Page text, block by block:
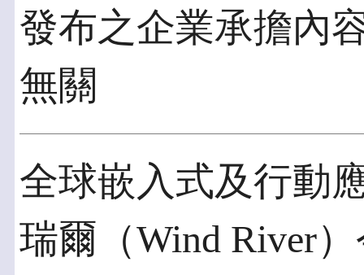
發布之企業承擔內
無關
全球嵌入式及行動
瑞爾（Wind River